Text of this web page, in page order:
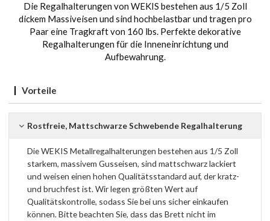
Die Regalhalterungen von WEKIS bestehen aus 1/5 Zoll
dickem Massiveisen und sind hochbelastbar und tragen pro
Paar eine Tragkraft von 160 lbs. Perfekte dekorative
Regalhalterungen für die Inneneinrichtung und
Aufbewahrung.
Vorteile
Rostfreie, Mattschwarze Schwebende Regalhalterung
Die WEKIS Metallregalhalterungen bestehen aus 1/5 Zoll
starkem, massivem Gusseisen, sind mattschwarz lackiert
und weisen einen hohen Qualitätsstandard auf, der kratz-
und bruchfest ist. Wir legen größten Wert auf
Qualitätskontrolle, sodass Sie bei uns sicher einkaufen
können. Bitte beachten Sie, dass das Brett nicht im